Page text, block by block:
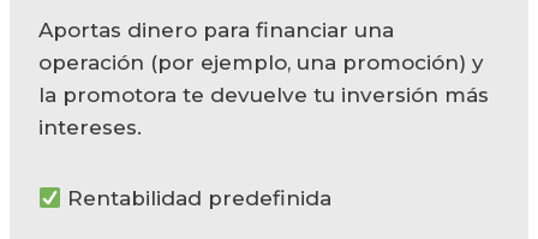
Aportas dinero para financiar una
operación (por ejemplo, una promoción) y
la promotora te devuelve tu inversión más
intereses.
Rentabilidad predefinida